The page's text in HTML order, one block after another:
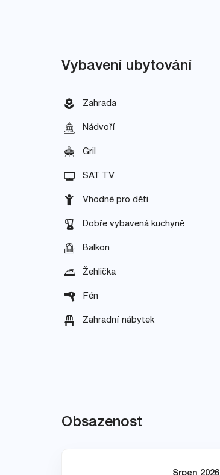
Vybavení ubytování
Zahrada
Nádvoří
Gril
SAT TV
Vhodné pro děti
Dobře vybavená kuchyně
Balkon
Žehlička
Fén
Zahradní nábytek
Obsazenost
Srpen 2026